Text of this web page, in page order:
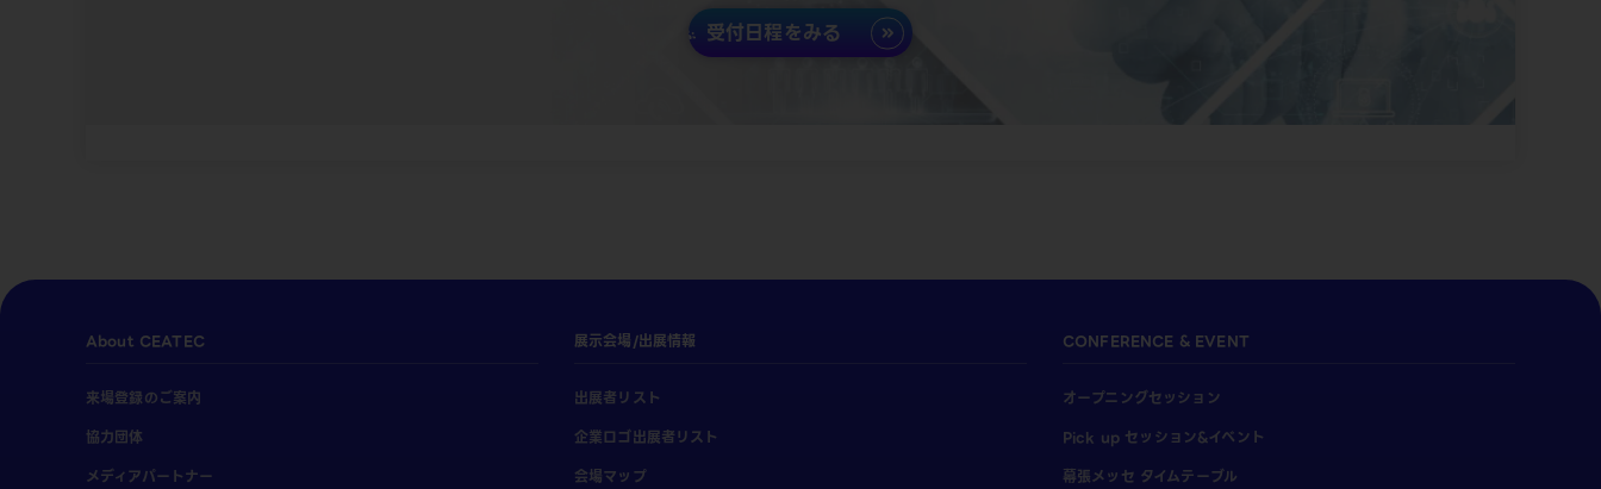
受付日程をみる
About CEATEC
来場登録のご案内
協力団体
メディアパートナー
展示会場/出展情報
出展者リスト
企業ロゴ出展者リスト
会場マップ
CONFERENCE & EVENT
オープニングセッション
Pick up セッション&イベント
幕張メッセ タイムテーブル